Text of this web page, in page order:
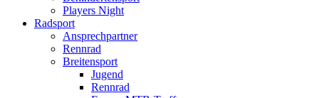
Players Night
Radsport
Ansprechpartner
Rennrad
Breitensport
Jugend
Rennrad